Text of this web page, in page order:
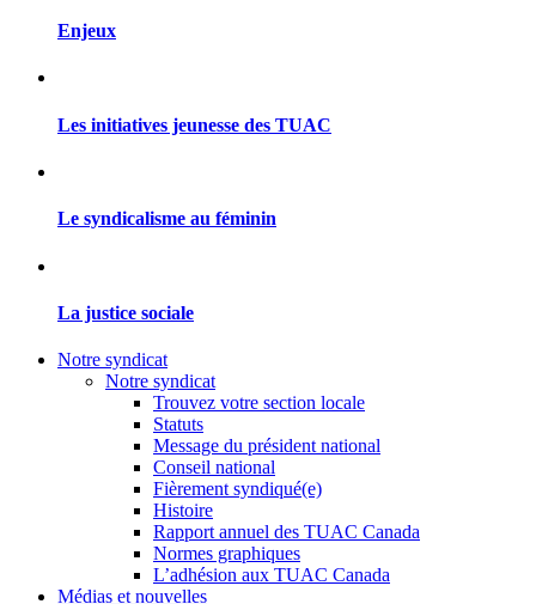
Enjeux
Les initiatives jeunesse des TUAC
Le syndicalisme au féminin
La justice sociale
Notre syndicat
Notre syndicat
Trouvez votre section locale
Statuts
Message du président national
Conseil national
Fièrement syndiqué(e)
Histoire
Rapport annuel des TUAC Canada
Normes graphiques
L’adhésion aux TUAC Canada
Médias et nouvelles